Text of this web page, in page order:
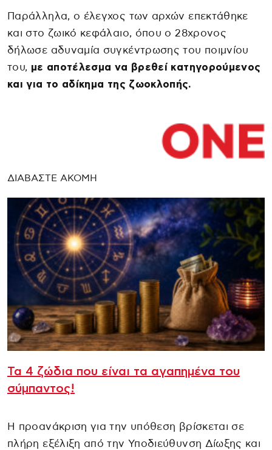
Παράλληλα, ο έλεγχος των αρχών επεκτάθηκε
και στο ζωικό κεφάλαιο, όπου ο 28χρονος
δήλωσε αδυναμία συγκέντρωσης του ποιμνίου
του, με αποτέλεσμα να βρεθεί κατηγορούμενος
και για το αδίκημα της ζωοκλοπής.
ΔΙΑΒΑΣΤΕ ΑΚΟΜΗ
Τα 4 ζώδια που είναι τα αγαπημένα του
σύμπαντος!
Η προανάκριση για την υπόθεση βρίσκεται σε
πλήρη εξέλιξη από την Υποδιεύθυνση Δίωξης και